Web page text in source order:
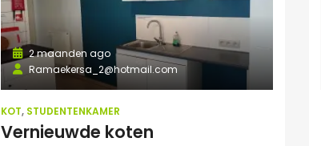
Ramaekersa_2@hotmail.com
2 maanden ago
KOT, STUDENTENKAMER
Vernieuwde koten